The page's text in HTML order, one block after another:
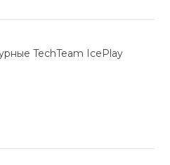
TechTeam IcePlay